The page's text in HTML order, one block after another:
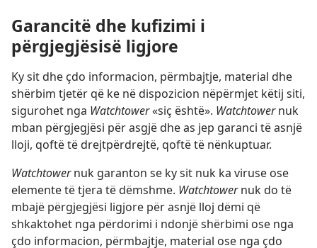
Garancitë dhe kufizimi i
përgjegjësisë ligjore
Ky sit dhe çdo informacion, përmbajtje, material dhe
shërbim tjetër që ke në dispozicion nëpërmjet këtij siti,
sigurohet nga Watchtower«siç është». Watchtowernuk
mban përgjegjësi për asgjë dhe as jep garanci të asnjë
lloji, qoftë të drejtpërdrejtë, qoftë të nënkuptuar.
Watchtowernuk garanton se ky sit nuk ka viruse ose
elemente të tjera të dëmshme. Watchtowernuk do të
mbajë përgjegjësi ligjore për asnjë lloj dëmi që
shkaktohet nga përdorimi i ndonjë shërbimi ose nga
çdo informacion, përmbajtje, material ose nga çdo